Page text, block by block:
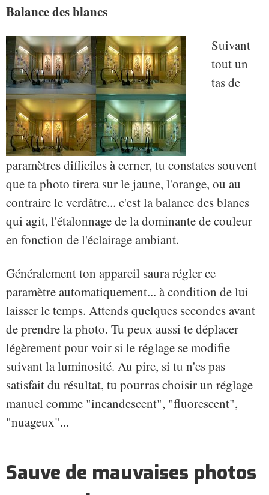
Balance des blancs
Suivant
tout un
tas de
paramètres difficiles à cerner, tu constates souvent
que ta photo tirera sur le jaune, l'orange, ou au
contraire le verdâtre... c'est la balance des blancs
qui agit, l'étalonnage de la dominante de couleur
en fonction de l'éclairage ambiant.
Généralement ton appareil saura régler ce
paramètre automatiquement... à condition de lui
laisser le temps. Attends quelques secondes avant
de prendre la photo. Tu peux aussi te déplacer
légèrement pour voir si le réglage se modifie
suivant la luminosité. Au pire, si tu n'es pas
satisfait du résultat, tu pourras choisir un réglage
manuel comme "incandescent", "fluorescent",
"nuageux"...
Sauve de mauvaises photos